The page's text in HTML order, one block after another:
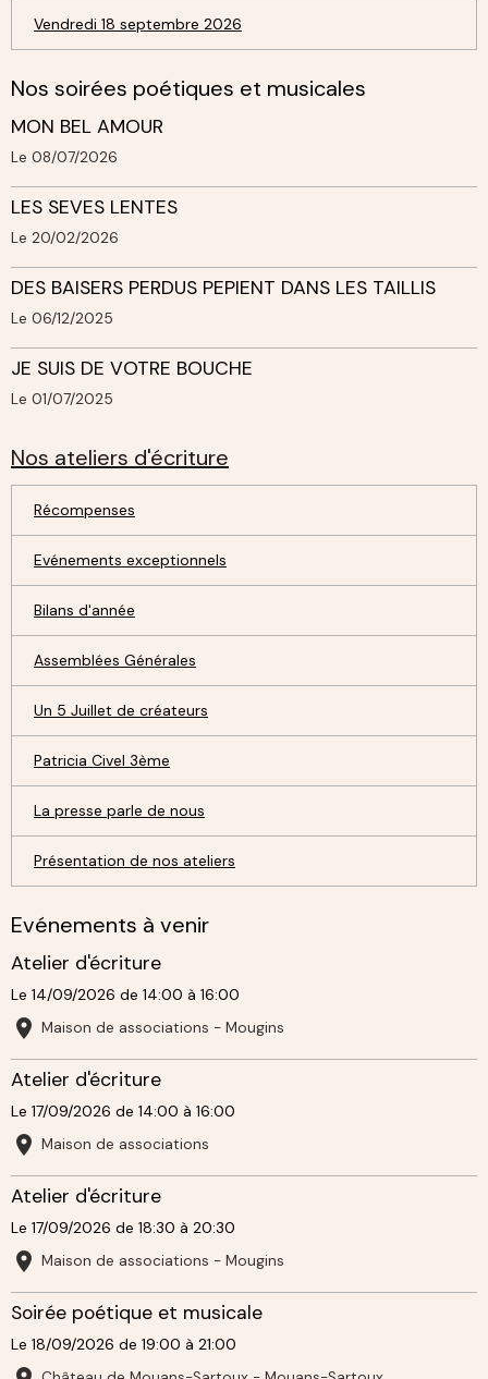
Vendredi 18 septembre 2026
Nos soirées poétiques et musicales
MON BEL AMOUR
Le 08/07/2026
LES SEVES LENTES
Le 20/02/2026
DES BAISERS PERDUS PEPIENT DANS LES TAILLIS
Le 06/12/2025
JE SUIS DE VOTRE BOUCHE
Le 01/07/2025
Nos ateliers d'écriture
Récompenses
Evénements exceptionnels
Bilans d'année
Assemblées Générales
Un 5 Juillet de créateurs
Patricia Civel 3ème
La presse parle de nous
Présentation de nos ateliers
Evénements à venir
Atelier d'écriture
Le 14/09/2026 de 14:00 à 16:00
Maison de associations - Mougins
Atelier d'écriture
Le 17/09/2026 de 14:00 à 16:00
Maison de associations
Atelier d'écriture
Le 17/09/2026 de 18:30 à 20:30
Maison de associations - Mougins
Soirée poétique et musicale
Le 18/09/2026 de 19:00 à 21:00